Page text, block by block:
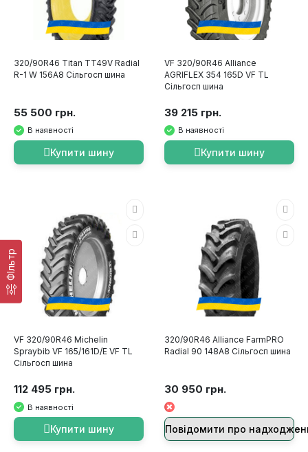
ФІльтр
320/90R46 Titan TT49V Radial
R-1 W 156A8 Сільгосп шина
55 500 грн.
В наявності
Купити шину
VF 320/90R46 Alliance
AGRIFLEX 354 165D VF TL
Сільгосп шина
39 215 грн.
В наявності
Купити шину
VF 320/90R46 Michelin
Spraybib VF 165/161D/E VF TL
Сільгосп шина
112 495 грн.
В наявності
Купити шину
320/90R46 Alliance FarmPRO
Radial 90 148A8 Сільгосп шина
30 950 грн.
Повідомити про